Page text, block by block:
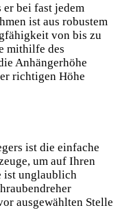
bei fast jedem
ist aus robustem
von bis zu
mithilfe des
Anhängerhöhe
richtigen Höhe
ist die einfache
um auf Ihren
ist unglaublich
ausgewählten Stelle